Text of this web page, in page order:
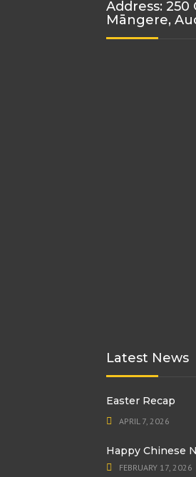
Address: 250
Māngere,
Latest News
Easter Recap
APRIL 7, 2026
Happy Chinese
FEBRUARY 17, 2026